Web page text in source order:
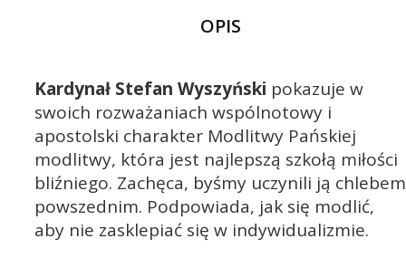
OPIS
Kardynał Stefan Wyszyński pokazuje w
swoich rozważaniach wspólnotowy i
apostolski charakter Modlitwy Pańskiej
modlitwy, która jest najlepszą szkołą miłości
bliźniego. Zachęca, byśmy uczynili ją chlebem
powszednim. Podpowiada, jak się modlić,
aby nie zasklepiać się w indywidualizmie.